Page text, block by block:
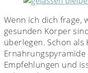
Wenn ich dich frage,
gesunden Körper
überlegen. Schon
Empfehlungen und